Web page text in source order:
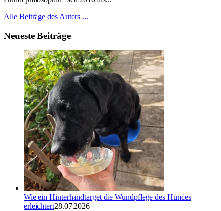
Alle Beiträge des Autors ...
Neueste Beiträge
Wie ein Hinterhandtarget die Wundpflege des Hundes
erleichtert28.07.2026